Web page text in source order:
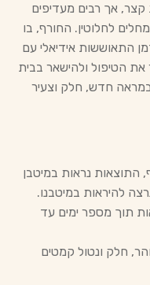
קצר, אך רבים מעדיפים
לחלוטין. החורף, בו
התאוששות אידיאלי עם
הטיפול ולהישאר בבית
חדש, חלק וצעיר
התוצאות נראות במיטבן
להיראות במיטבנו.
תוך מספר ימים עד
חלק ונטול קמטים